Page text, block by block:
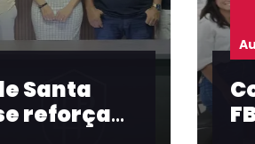
04
Aug,2026
Com participação da
FBF, Prefeitura de